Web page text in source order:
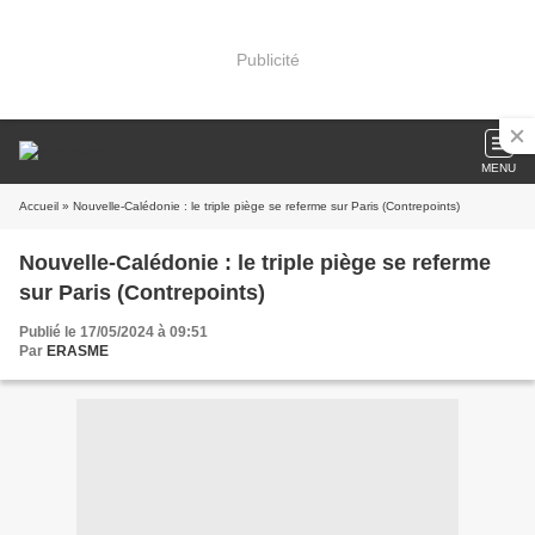
Publicité
MENU
Accueil » Nouvelle-Calédonie : le triple piège se referme sur Paris (Contrepoints)
Nouvelle-Calédonie : le triple piège se referme
sur Paris (Contrepoints)
Publié le 17/05/2024 à 09:51
Par ERASME